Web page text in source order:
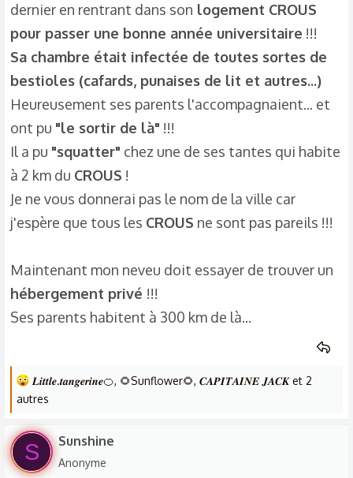
dernier en rentrant dans son logement CROUS
pour passer une bonne année universitaire !!!
Sa chambre était infectée de toutes sortes de
bestioles (cafards, punaises de lit et autres...)
Heureusement ses parents l'accompagnaient... et
ont pu "le sortir de là" !!!
Il a pu "squatter" chez une de ses tantes qui habite
à 2 km du CROUS !
Je ne vous donnerai pas le nom de la ville car
j'espère que tous les CROUS ne sont pas pareils !!!
Maintenant mon neveu doit essayer de trouver un
hébergement privé !!!
Ses parents habitent à 300 km de là...
L
e
r
é
a
𝑳𝒊𝒕𝒕𝒍𝒆.𝒕𝒂𝒏𝒈𝒆𝒓𝒊𝒏𝒆🍊, 🌻Sunflower🌻, 𝑪𝑨𝑷𝑰𝑻𝑨𝑰𝑵𝑬 𝑱𝑨𝑪𝑲et 2
autres
S Sunshine
Anonyme